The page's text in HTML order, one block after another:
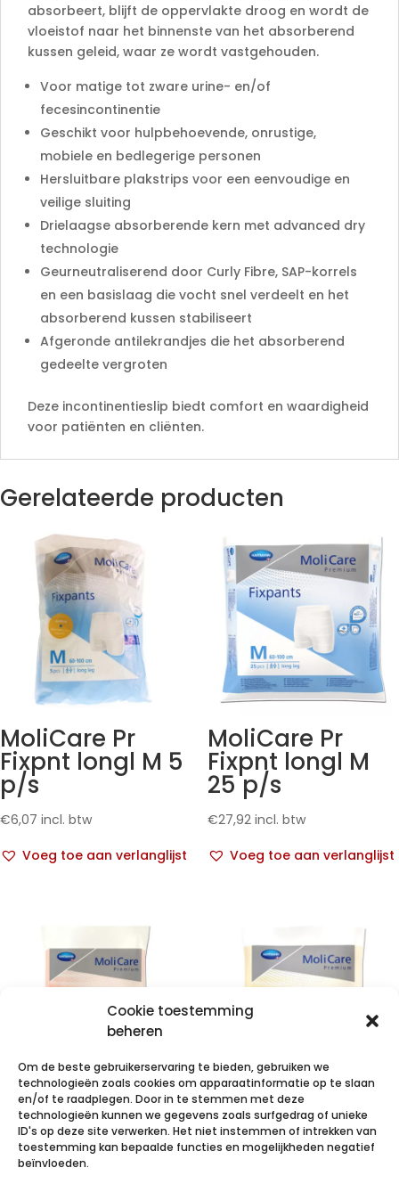
Cookie toestemming
beheren
Om de beste gebruikerservaring te bieden, gebruiken we
technologieën zoals cookies om apparaatinformatie op te slaan
en/of te raadplegen. Door in te stemmen met deze
technologieën kunnen we gegevens zoals surfgedrag of unieke
ID's op deze site verwerken. Het niet instemmen of intrekken van
toestemming kan bepaalde functies en mogelijkheden negatief
beïnvloeden.
absorbeert, blijft de oppervlakte droog en wordt de
vloeistof naar het binnenste van het absorberend
kussen geleid, waar ze wordt vastgehouden.
Voor matige tot zware urine- en/of
fecesincontinentie
Geschikt voor hulpbehoevende, onrustige,
mobiele en bedlegerige personen
Hersluitbare plakstrips voor een eenvoudige en
veilige sluiting
Drielaagse absorberende kern met advanced dry
technologie
Geurneutraliserend door Curly Fibre, SAP-korrels
en een basislaag die vocht snel verdeelt en het
absorberend kussen stabiliseert
Afgeronde antilekrandjes die het absorberend
gedeelte vergroten
Deze incontinentieslip biedt comfort en waardigheid
voor patiënten en cliënten.
Gerelateerde producten
MoliCare Pr
Fixpnt longl M 5
p/s
€6,07 incl. btw
Voeg toe aan verlanglijst
MoliCare Pr
Fixpnt longl M
25 p/s
€27,92 incl. btw
Voeg toe aan verlanglijst
MC Pr. Fixpnts
Longl XXXL 25
p/s
MoliCare Pr
Fixpnt longl S 5